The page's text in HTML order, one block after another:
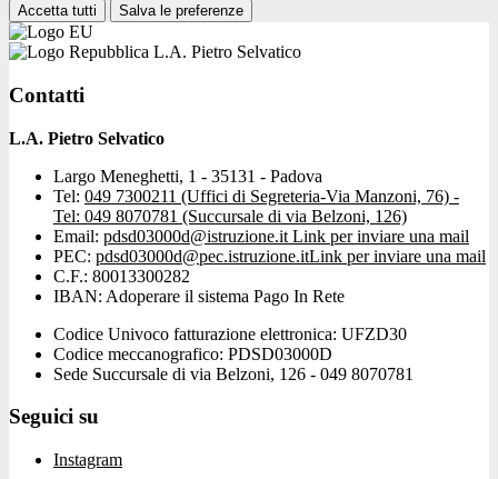
Accetta tutti Salva le preferenze
L.A. Pietro Selvatico
Contatti
L.A. Pietro Selvatico
Largo Meneghetti, 1 - 35131 - Padova
Tel: 049 7300211 (Uffici di Segreteria-Via Manzoni, 76) -
Tel: 049 8070781 (Succursale di via Belzoni, 126)
Email: pdsd03000d@istruzione.it Link per inviare una mail
PEC: pdsd03000d@pec.istruzione.itLink per inviare una mail
C.F.: 80013300282
IBAN: Adoperare il sistema Pago In Rete
Codice Univoco fatturazione elettronica: UFZD30
Codice meccanografico: PDSD03000D
Sede Succursale di via Belzoni, 126 - 049 8070781
Seguici su
Instagram